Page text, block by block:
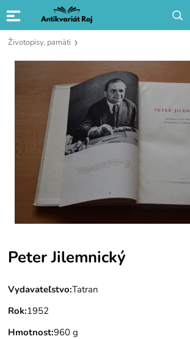
Životopisy, pamäti
Peter Jilemnický
Vydavateľstvo:Tatran
Rok:1952
Hmotnost:960 g